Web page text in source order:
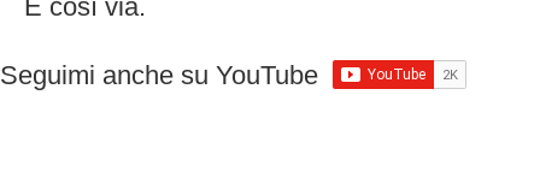
E così via.
Seguimi anche su YouTube